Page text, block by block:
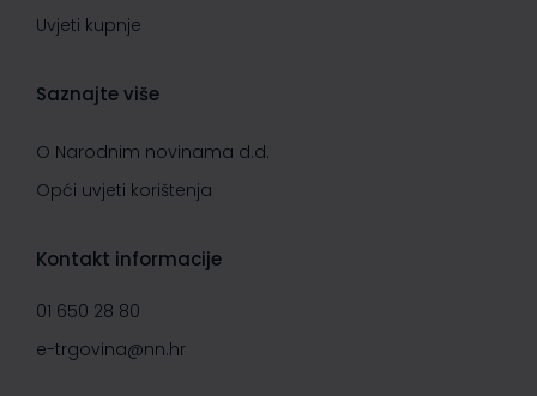
Uvjeti kupnje
Saznajte više
O Narodnim novinama d.d.
Opći uvjeti korištenja
Kontakt informacije
01 650 28 80
e-trgovina@nn.hr